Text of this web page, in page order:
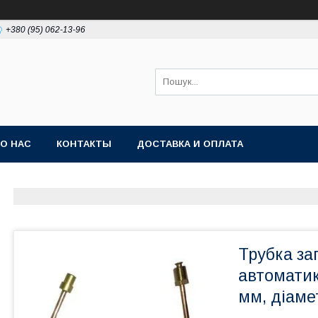
+380 (95) 062-13-96
О НАС КОНТАКТЫ ДОСТАВКА И ОПЛАТА
Трубка
мм,